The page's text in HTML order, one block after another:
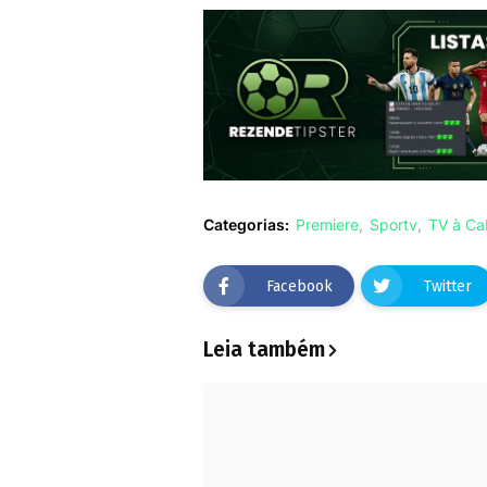
Categorias: Premiere Sportv TV à
Facebook Twitter
Leia também